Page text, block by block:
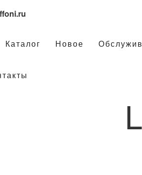
Каталог Новое